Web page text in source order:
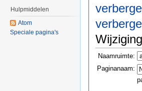
Naamruimte:
Paginanaam:
Hulpmiddelen
Atom
Speciale pagina's